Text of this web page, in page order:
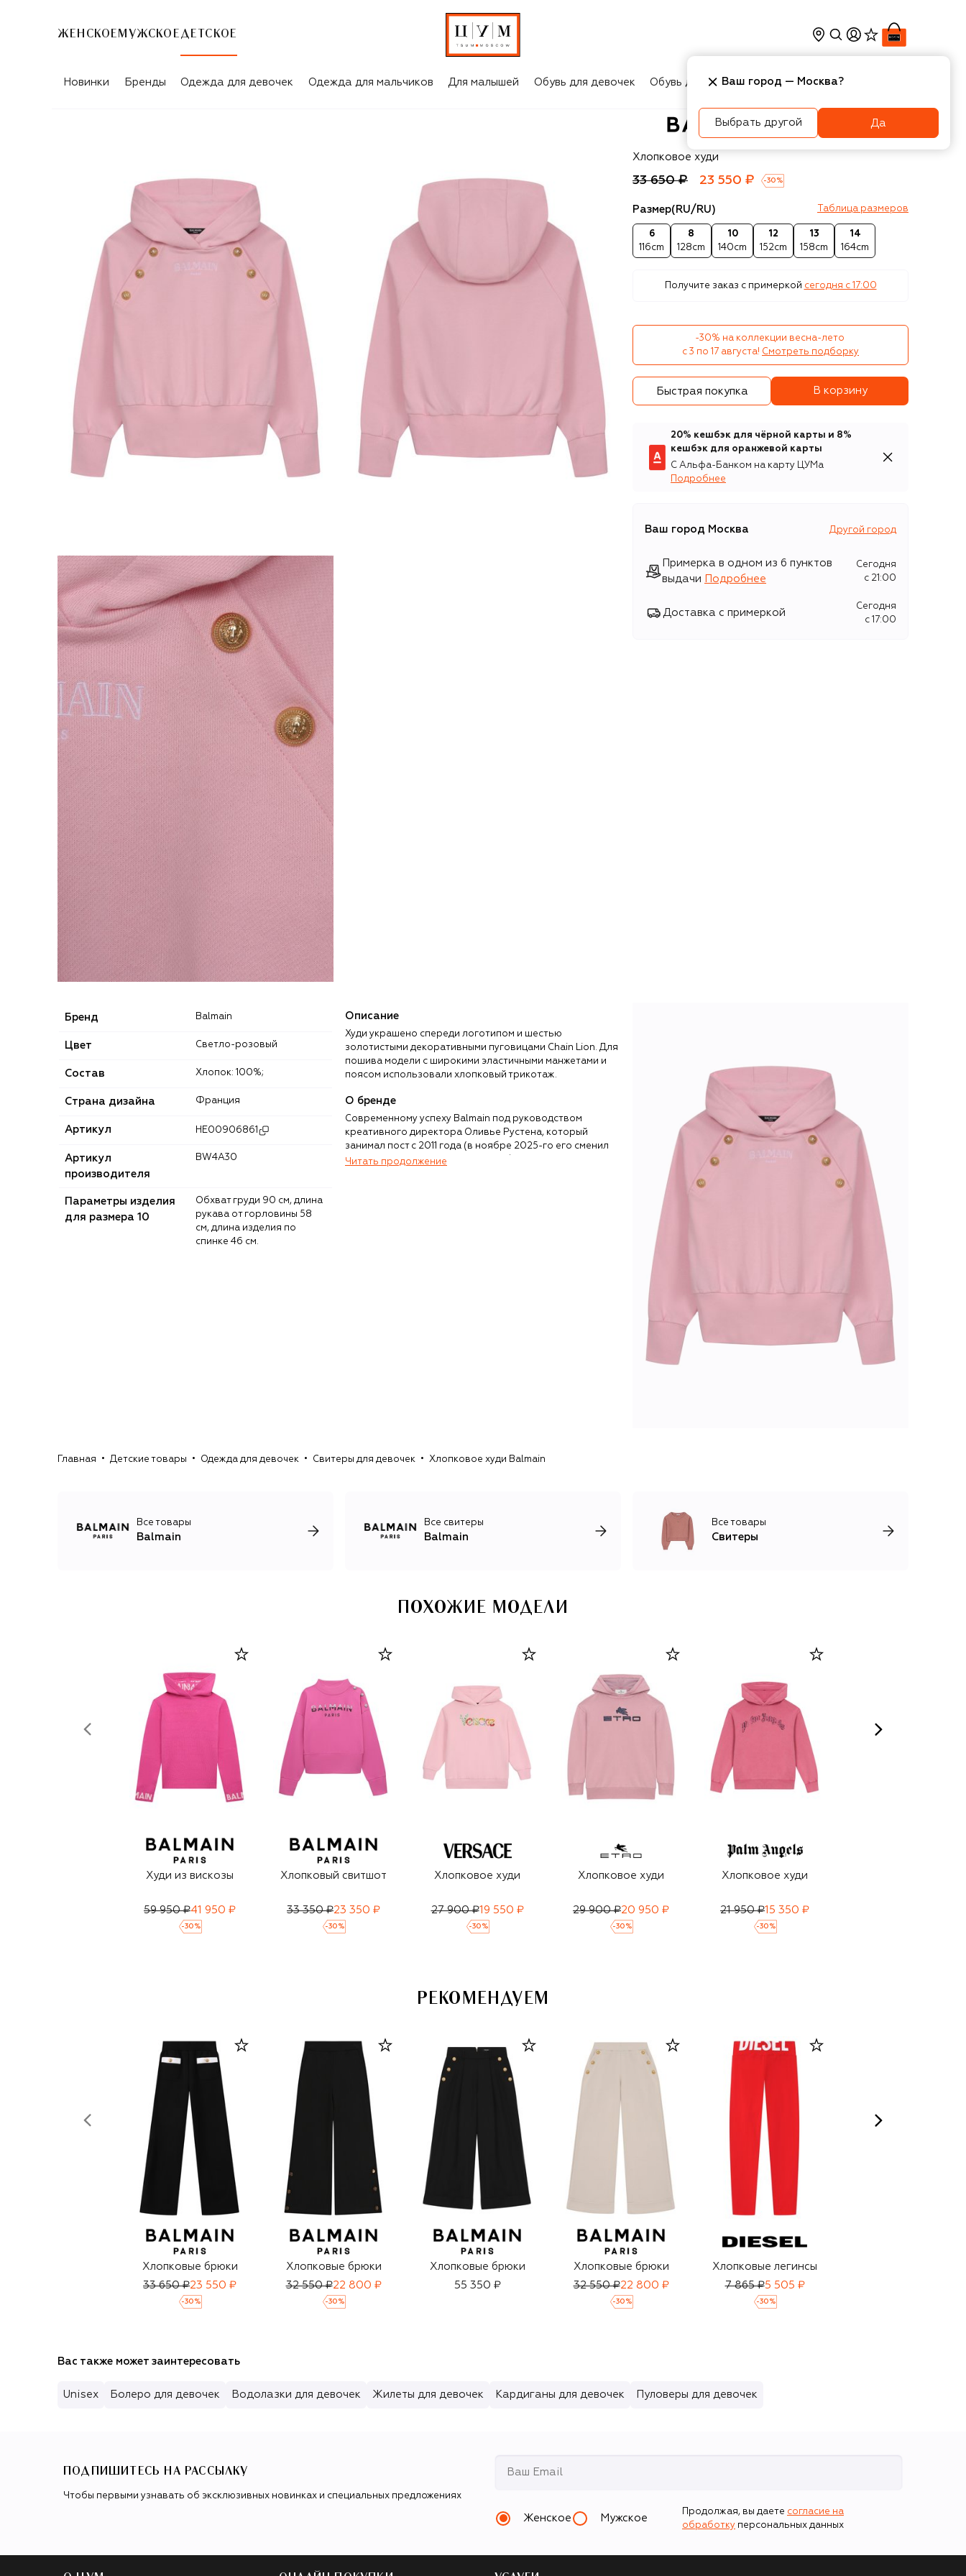
ЖЕНСКОЕ МУЖСКОЕ ДЕТСКОЕ
Новинки Бренды Одежда для девочек Одежда для мальчиков Для малышей Обувь для девочек Обувь для мальчиков Игрушки Аксесcуары
Balmain
Хлопковое худи
33 650 ₽ 23 550 ₽ -30 %
Размер(RU/RU) Таблица размеров
6
116cm
8
128cm
10
140cm
12
152cm
13
158cm
14
164cm
Получите заказ с примеркой сегодня c 17:00
-30% на коллекции весна-лето
с 3 по 17 августа! Смотреть подборку
Быстрая покупка В корзину
20% кешбэк для чёрной карты и 8%
кешбэк для оранжевой карты
С Альфа-Банком на карту ЦУМа
Подробнее
Ваш город Москва Другой город
Примерка в одном из 6 пунктов
выдачи
Подробнее
Сегодня
c 21:00
Доставка с примеркой
Сегодня
c 17:00
Бренд Balmain
Цвет Светло-розовый
Состав Хлопок: 100%;
Страна дизайна Франция
Артикул HE00906861
Артикул
производителя
BW4A30
Параметры изделия
для размера 10
Обхват груди 90 см, длина
рукава от горловины 58
см, длина изделия по
спинке 46 см.
Описание
Худи украшено спереди логотипом и шестью
золотистыми декоративными пуговицами Chain Lion. Для
пошива модели с широкими эластичными манжетами и
поясом использовали хлопковый трикотаж.
О бренде
Современному успеху Balmain под руководством
креативного директора Оливье Рустена, который
занимал пост с 2011 года (в ноябре 2025-го его сменил
Антонин Трон), предшествовали больше 60 лет
Несмотря на то, что вечерние наряды Balmain
сумки.
Читать продолжение
Главная Детские товары Одежда для девочек Свитеры для девочек Хлопковое худи Balmain
Все товары
Balmain
Все свитеры
Balmain
Все товары
Свитеры
ПОХОЖИЕ МОДЕЛИ
Худи из вискозы
59 950 ₽41 950 ₽
-30 %
Хлопковый свитшот
33 350 ₽23 350 ₽
-30 %
Хлопковое худи
27 900 ₽19 550 ₽
-30 %
Хлопковое худи
29 900 ₽20 950 ₽
-30 %
Хлопковое худи
21 950 ₽15 350 ₽
-30 %
РЕКОМЕНДУЕМ
Хлопковые брюки
33 650 ₽23 550 ₽
-30 %
Хлопковые брюки
32 550 ₽22 800 ₽
-30 %
Хлопковые брюки
55 350 ₽
Хлопковые брюки
32 550 ₽22 800 ₽
-30 %
Хлопковые легинсы
7 865 ₽5 505 ₽
-30 %
Вас также может заинтересовать
Unisex Болеро для девочек Водолазки для девочек Жилеты для девочек Кардиганы для девочек Пуловеры для девочек
ПОДПИШИТЕСЬ НА РАССЫЛКУ
Чтобы первыми узнавать об эксклюзивных новинках и специальных предложениях
Женское Мужское
Продолжая, вы даете согласие на
обработку персональных данных
Ваш город — Москва?
Выбрать другой Да